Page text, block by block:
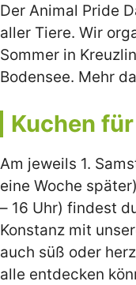
Der Animal Pride
aller Tiere. Wir
Sommer in
Bodensee. Mehr
Kuchen
Am jeweils 1.
eine Woche
– 16 Uhr) findest
Konstanz mit
auch süß oder
alle entdecken